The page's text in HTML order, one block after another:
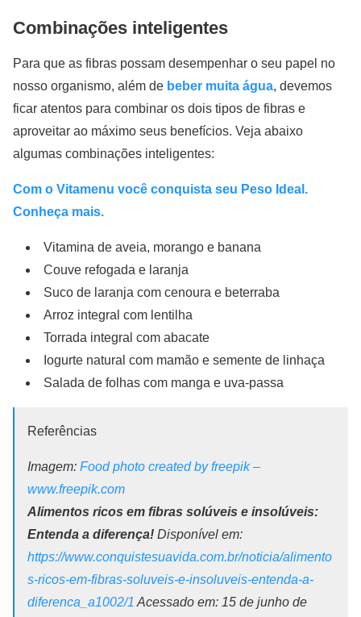
Combinações inteligentes
Para que as fibras possam desempenhar o seu papel no
nosso organismo, além de beber muita água, devemos
ficar atentos para combinar os dois tipos de fibras e
aproveitar ao máximo seus benefícios. Veja abaixo
algumas combinações inteligentes:
Com o Vitamenu você conquista seu Peso Ideal.
Conheça mais.
Vitamina de aveia, morango e banana
Couve refogada e laranja
Suco de laranja com cenoura e beterraba
Arroz integral com lentilha
Torrada integral com abacate
Iogurte natural com mamão e semente de linhaça
Salada de folhas com manga e uva-passa
Referências
Imagem: Food photo created by freepik –
www.freepik.com
Alimentos ricos em fibras solúveis e insolúveis:
Entenda a diferença! Disponível em:
https://www.conquistesuavida.com.br/noticia/alimento
s-ricos-em-fibras-soluveis-e-insoluveis-entenda-a-
diferenca_a1002/1 Acessado em: 15 de junho de